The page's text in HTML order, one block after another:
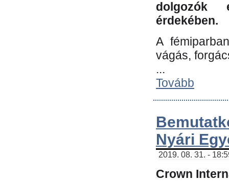
dolgozók
érdekében.
A
vágás,
...
Tovább
Nyári
2019. 08. 31. -
Crown